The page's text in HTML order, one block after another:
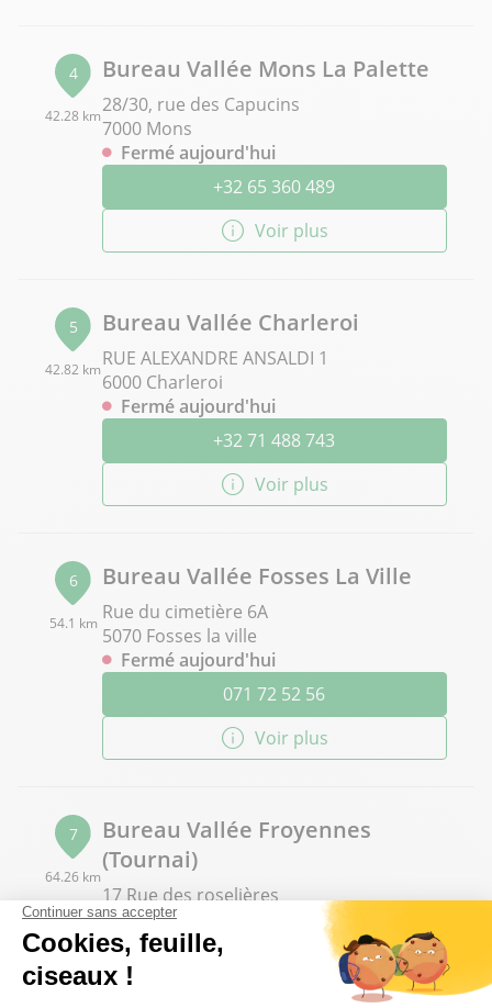
4
42.28 km
Bureau Vallée Mons La Palette
28/30, rue des Capucins
7000 Mons
Fermé aujourd'hui
+32 65 360 489
Voir plus
5
42.82 km
Bureau Vallée Charleroi
RUE ALEXANDRE ANSALDI 1
6000 Charleroi
Fermé aujourd'hui
+32 71 488 743
Voir plus
6
54.1 km
Bureau Vallée Fosses La Ville
Rue du cimetière 6A
5070 Fosses la ville
Fermé aujourd'hui
071 72 52 56
Voir plus
7
64.26 km
Bureau Vallée Froyennes
(Tournai)
17 Rue des roselières
7503 Froyennes
Fermé aujourd'hui